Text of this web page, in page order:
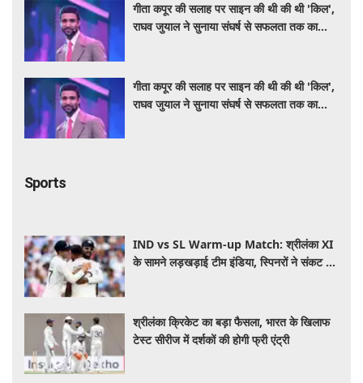
गीता कपूर की सलाह पर साइन की थी की थी 'किल',
राघव जुयाल ने सुनाया संघर्ष से सफलता तक का
गीता कपूर की सलाह पर साइन की थी की थी 'किल',
राघव जुयाल ने सुनाया संघर्ष से सफलता तक का
Sports
IND vs SL Warm-up Match: श्रीलंका XI
के सामने लड़खड़ाई टीम इंडिया, स्पिनरों ने संकट में
श्रीलंका क्रिकेट का बड़ा फैसला, भारत के खिलाफ
टेस्ट सीरीज में दर्शकों की होगी फ्री एंट्री